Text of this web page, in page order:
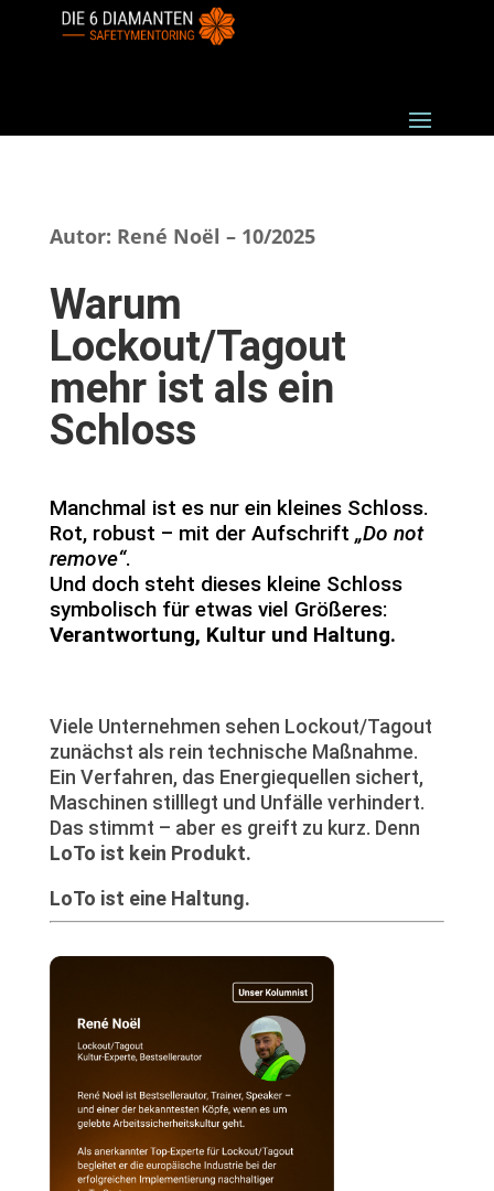
Autor: René Noël – 10/2025
Warum
Lockout/Tagout
mehr ist als ein
Schloss
Manchmal ist es nur ein kleines Schloss.
Rot, robust – mit der Aufschrift „Do not
remove“.
Und doch steht dieses kleine Schloss
symbolisch für etwas viel Größeres:
Verantwortung, Kultur und Haltung.
Viele Unternehmen sehen Lockout/Tagout
zunächst als rein technische Maßnahme.
Ein Verfahren, das Energiequellen sichert,
Maschinen stilllegt und Unfälle verhindert.
Das stimmt – aber es greift zu kurz. Denn
LoTo ist kein Produkt.
LoTo ist eine Haltung.